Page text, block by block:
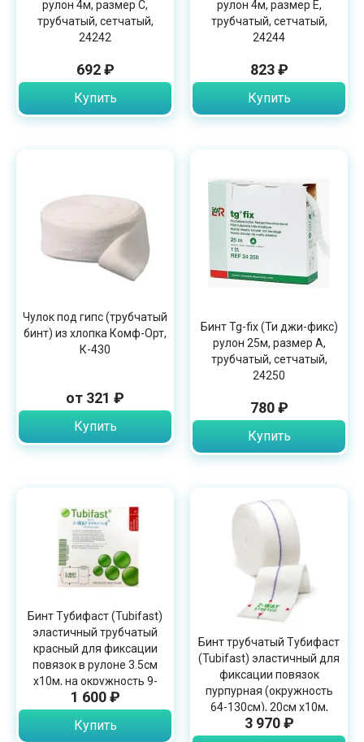
рулон 4м, размер С,
трубчатый, сетчатый,
24242
692 ₽
Купить
рулон 4м, размер E,
трубчатый, сетчатый,
24244
823 ₽
Купить
Чулок под гипс (трубчатый
бинт) из хлопка Комф-Орт,
К-430
от 321 ₽
Купить
Бинт Tg-fix (Ти джи-фикс)
рулон 25м, размер А,
трубчатый, сетчатый,
24250
780 ₽
Купить
Бинт Тубифаст (Tubifast)
эластичный трубчатый
красный для фиксации
повязок в рулоне 3.5см
х10м, на окружность 9-
18см, 2434
1 600 ₽
Купить
Бинт трубчатый Тубифаст
(Tubifast) эластичный для
фиксации повязок
пурпурная (окружность
64-130см), 20см х10м,
2444
3 970 ₽